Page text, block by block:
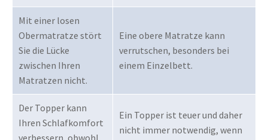
Mit einer losen
Obermatratze stört
Sie die Lücke
zwischen Ihren
Matratzen nicht.
Eine obere Matratze kann
verrutschen, besonders bei
einem Einzelbett.
Der Topper kann
Ihren Schlafkomfort
Ein Topper ist teuer und daher
nicht immer notwendig, wenn